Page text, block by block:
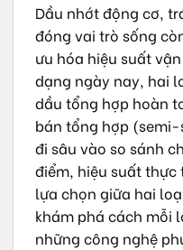
Dầu nhớt động cơ,
đóng vai trò sống
ưu hóa hiệu suất
dạng ngày nay, hai
dầu tổng hợp hoàn
bán tổng hợp
đi sâu vào so sánh
điểm, hiệu suất thực
lựa chọn giữa hai
khám phá cách mỗi
những công nghệ